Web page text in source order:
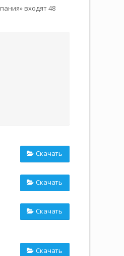
входят 48
Скачать
Скачать
Скачать
Скачать